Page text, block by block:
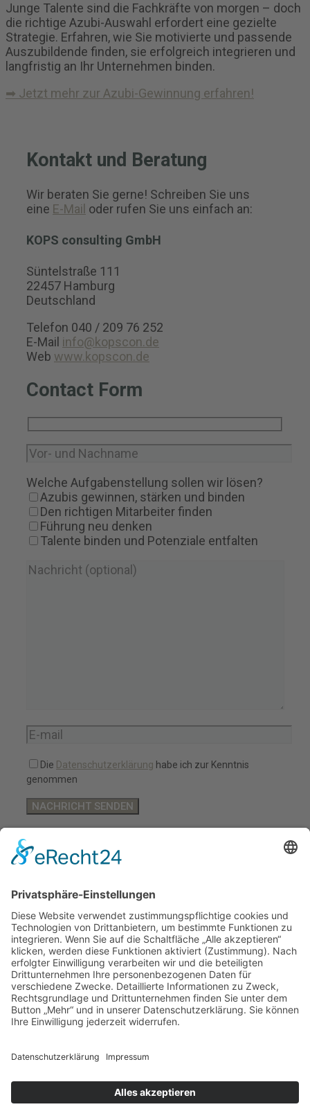
Junge Talente sind die Fachkräfte von morgen – doch
die richtige Azubi-Auswahl erfordert eine gezielte
Strategie. Erfahren, wie Sie motivierte und passende
Auszubildende finden, sie erfolgreich integrieren und
langfristig an Ihr Unternehmen binden.
➡ Jetzt mehr zur Azubi-Gewinnung erfahren!
Kontakt und Beratung
Wir beraten Sie gerne! Schreiben Sie uns
eine E-Mail oder rufen Sie uns einfach an:
KOPS consulting GmbH
Süntelstraße 111
22457 Hamburg
Deutschland
Telefon 040 / 209 76 252
E-Mail info@kopscon.de
Web www.kopscon.de
Contact Form
Welche Aufgabenstellung sollen wir lösen?
Azubis gewinnen, stärken und binden
Den richtigen Mitarbeiter finden
Führung neu denken
Talente binden und Potenziale entfalten
Die Datenschutzerklärung habe ich zur Kenntnis
genommen
IMPRESSUM
AGB
XING
LINKEDIN
FACEBOOK
INSTAGRAM
© KOPS CONSULTING GMBH